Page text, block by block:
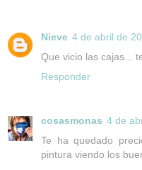
Nieve 4 de abril de
Que vicio las cajas...
Responder
cosasmonas 4 de
Te ha quedado
pintura viendo los